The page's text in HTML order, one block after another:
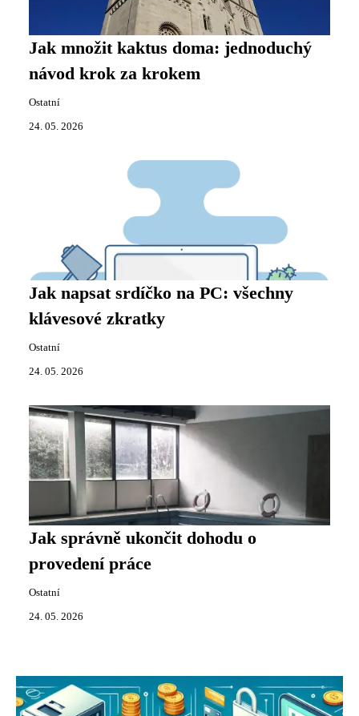
Jak množit kaktus doma: jednoduchý
návod krok za krokem
Ostatní
24. 05. 2026
Jak napsat srdíčko na PC: všechny
klávesové zkratky
Ostatní
24. 05. 2026
Jak správně ukončit dohodu o
provedení práce
Ostatní
24. 05. 2026